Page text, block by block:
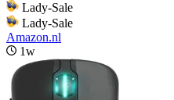
Lady-Sale
Lady-Sale
Amazon.nl
1w